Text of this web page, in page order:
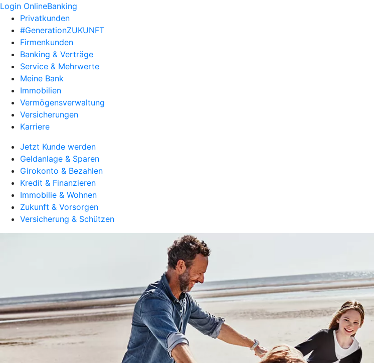
Login OnlineBanking
Privatkunden
#GenerationZUKUNFT
Firmenkunden
Banking & Verträge
Service & Mehrwerte
Meine Bank
Immobilien
Vermögensverwaltung
Versicherungen
Karriere
Jetzt Kunde werden
Geldanlage & Sparen
Girokonto & Bezahlen
Kredit & Finanzieren
Immobilie & Wohnen
Zukunft & Vorsorgen
Versicherung & Schützen